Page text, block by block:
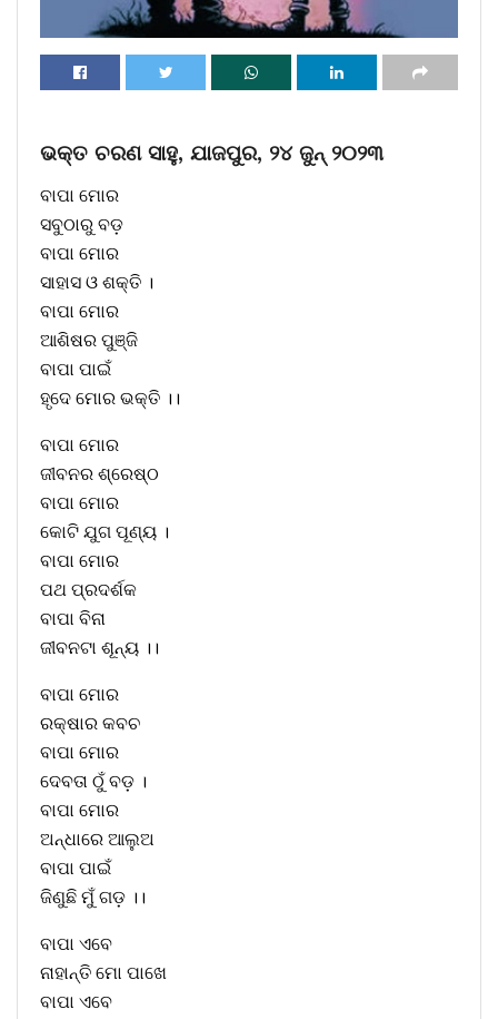
ଭକ୍ତ ଚରଣ ସାହୁ, ଯାଜପୁର, ୨୪ ଜୁନ୍ ୨୦୨୩
ବାପା ମୋର
ସବୁଠାରୁ ବଡ଼
ବାପା ମୋର
ସାହାସ ଓ ଶକ୍ତି ।
ବାପା ମୋର
ଆଶିଷର ପୁଞ୍ଜି
ବାପା ପାଇଁ
ହୃଦେ ମୋର ଭକ୍ତି ।।
ବାପା ମୋର
ଜୀବନର ଶ୍ରେଷ୍ଠ
ବାପା ମୋର
କୋଟି ଯୁଗ ପୂଣ୍ୟ ।
ବାପା ମୋର
ପଥ ପ୍ରଦର୍ଶକ
ବାପା ବିନା
ଜୀବନଟା ଶୂନ୍ୟ ।।
ବାପା ମୋର
ରକ୍ଷାର କବଚ
ବାପା ମୋର
ଦେବତା ଠୁଁ ବଡ଼ ।
ବାପା ମୋର
ଅନ୍ଧାରେ ଆଲୁଅ
ବାପା ପାଇଁ
ଜିଣୁଛି ମୁଁ ଗଡ଼ ।।
ବାପା ଏବେ
ନାହାନ୍ତି ମୋ ପାଖେ
ବାପା ଏବେ